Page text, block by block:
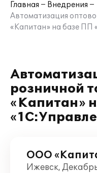
Главная
Внедрения
Автоматизация
«Капитан» на базе ПП
розничной
«Капитан»
ООО
Ижевск,